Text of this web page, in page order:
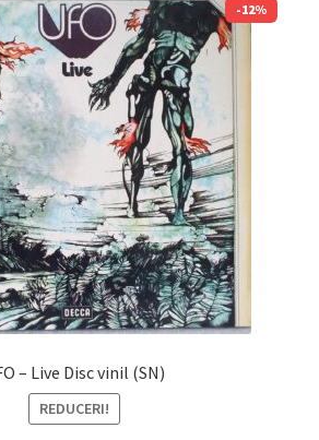
-12%
UFO – Live Disc vinil (SN)
REDUCERI!